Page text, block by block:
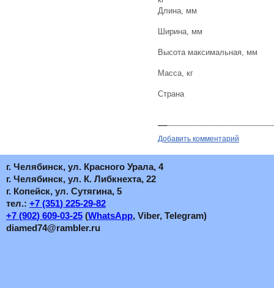
Длина, мм
Ширина, мм
Высота максимальная, мм
Масса, кг
Страна
Добавить комментарий
г. Челябинск, ул. Красного Урала, 4
г. Челябинск, ул. К. Либкнехта, 22
г. Копейск, ул. Сутягина, 5
тел.: +7 (351) 225-29-82
+7 (902) 609-03-25 (WhatsApp, Viber, Telegram)
diamed74@rambler.ru